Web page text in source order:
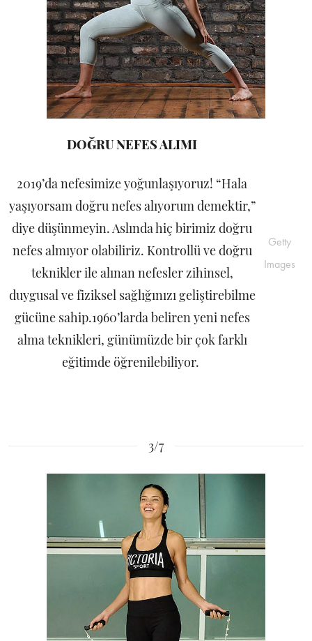
DOĞRU NEFES ALIMI
2019’da nefesimize yoğunlaşıyoruz! “Hala
yaşıyorsam doğru nefes alıyorum demektir,”
diye düşünmeyin. Aslında hiç birimiz doğru
nefes almıyor olabiliriz. Kontrollü ve doğru
teknikler ile alınan nefesler zihinsel,
duygusal ve fiziksel sağlığınızı geliştirebilme
gücüne sahip.1960’larda beliren yeni nefes
alma teknikleri, günümüzde bir çok farklı
eğitimde öğrenilebiliyor.
Getty
Images
3/7